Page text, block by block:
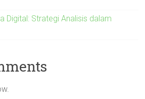
Digital: Strategi Analisis dalam